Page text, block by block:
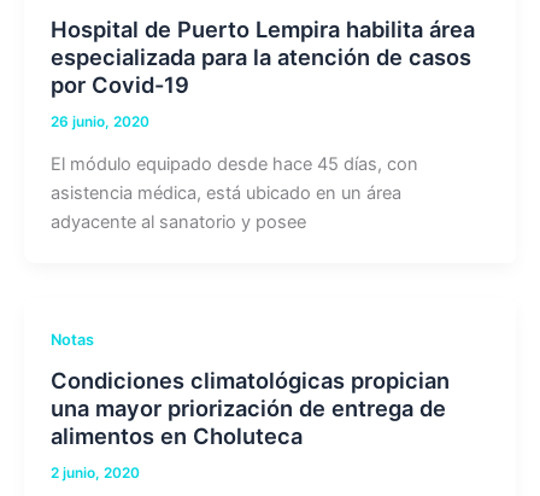
Hospital de Puerto Lempira habilita área
especializada para la atención de casos
por Covid-19
26 junio, 2020
El módulo equipado desde hace 45 días, con
asistencia médica, está ubicado en un área
adyacente al sanatorio y posee
Notas
Condiciones climatológicas propician
una mayor priorización de entrega de
alimentos en Choluteca
2 junio, 2020